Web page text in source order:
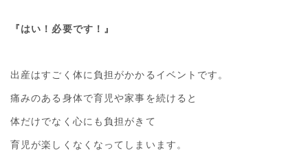
『はい！必要です！』
出産はすごく体に負担がかかるイベントです。
痛みのある身体で育児や家事を続けると
体だけでなく心にも負担がきて
育児が楽しくなくなってしまいます。